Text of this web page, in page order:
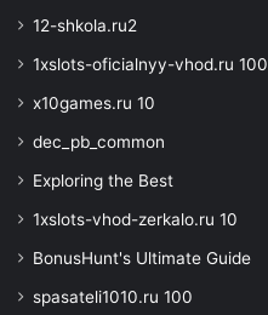
12-shkola.ru2
1xslots-oficialnyy-vhod.ru 100
x10games.ru 10
dec_pb_common
Exploring the Best
1xslots-vhod-zerkalo.ru 10
BonusHunt's Ultimate Guide
spasateli1010.ru 100